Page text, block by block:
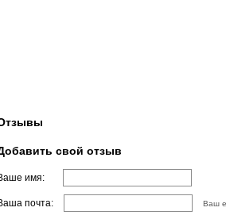
свой отзыв
имя:
почта: Ваш